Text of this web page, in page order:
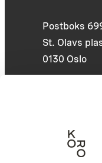
Postboks
St. Olavs
0130 Oslo